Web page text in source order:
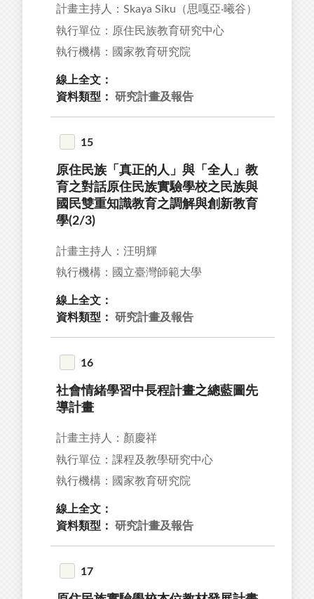
計畫主持人：Skaya Siku（思嘎亞‧曦谷）
執行單位：原住民族教育研究中心
執行機構：國家教育研究院
線上全文：
資料類型：
研究計畫及報告
15
原住民族「真正的人」與「全人」教
育之對話原住民族實驗學校之民族與
國民雙重知識教育之調解與創新教育
學(2/3)
計畫主持人：汪明輝
執行機構：國立臺灣師範大學
線上全文：
資料類型：
研究計畫及報告
16
社會情緒學習中長程計畫之總藍圖先
導計畫
計畫主持人：顏慶祥
執行單位：課程及教學研究中心
執行機構：國家教育研究院
線上全文：
資料類型：
研究計畫及報告
17